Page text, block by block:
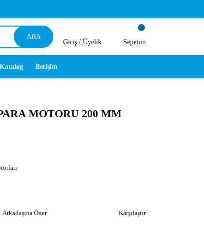
ARA
Giriş / Üyelik Sepetim
İletişim
MOTORU 200 MM
Arkadaşına Öner Karşılaştır